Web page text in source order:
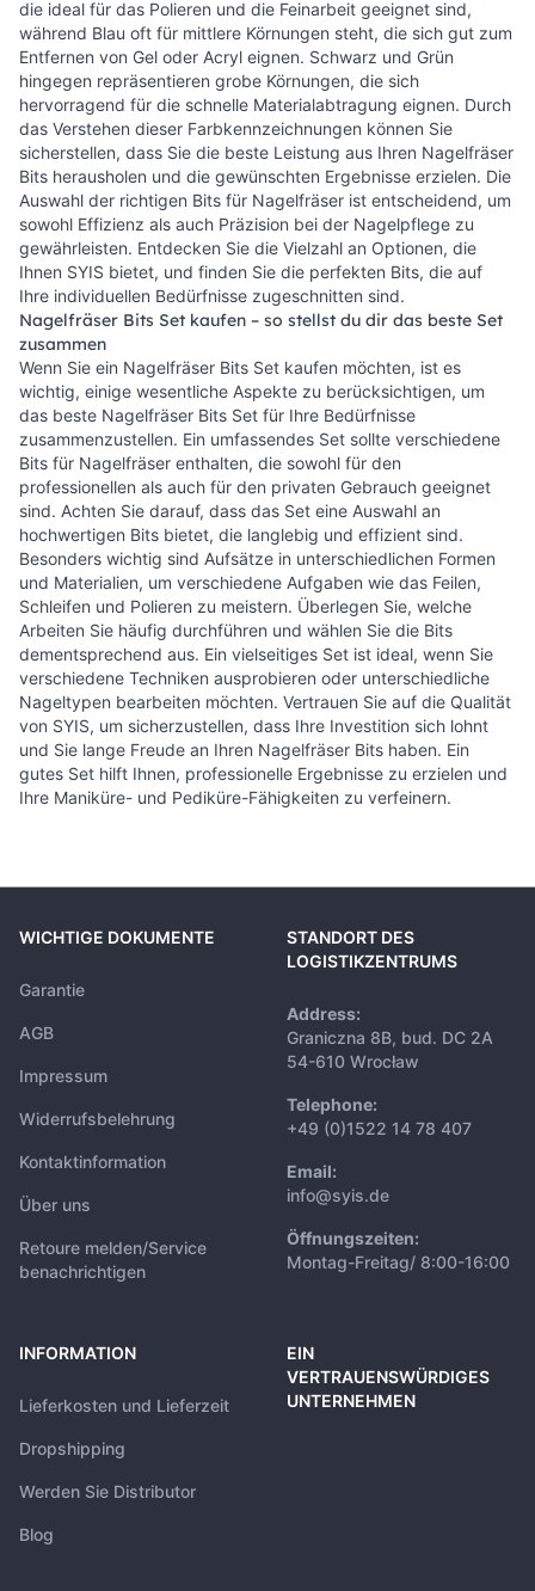
die ideal für das Polieren und die Feinarbeit geeignet sind,
während Blau oft für mittlere Körnungen steht, die sich gut zum
Entfernen von Gel oder Acryl eignen. Schwarz und Grün
hingegen repräsentieren grobe Körnungen, die sich
hervorragend für die schnelle Materialabtragung eignen. Durch
das Verstehen dieser Farbkennzeichnungen können Sie
sicherstellen, dass Sie die beste Leistung aus Ihren Nagelfräser
Bits herausholen und die gewünschten Ergebnisse erzielen. Die
Auswahl der richtigen Bits für Nagelfräser ist entscheidend, um
sowohl Effizienz als auch Präzision bei der Nagelpflege zu
gewährleisten. Entdecken Sie die Vielzahl an Optionen, die
Ihnen SYIS bietet, und finden Sie die perfekten Bits, die auf
Ihre individuellen Bedürfnisse zugeschnitten sind.
Nagelfräser Bits Set kaufen – so stellst du dir das beste Set
zusammen
Wenn Sie ein Nagelfräser Bits Set kaufen möchten, ist es
wichtig, einige wesentliche Aspekte zu berücksichtigen, um
das beste Nagelfräser Bits Set für Ihre Bedürfnisse
zusammenzustellen. Ein umfassendes Set sollte verschiedene
Bits für Nagelfräser enthalten, die sowohl für den
professionellen als auch für den privaten Gebrauch geeignet
sind. Achten Sie darauf, dass das Set eine Auswahl an
hochwertigen Bits bietet, die langlebig und effizient sind.
Besonders wichtig sind Aufsätze in unterschiedlichen Formen
und Materialien, um verschiedene Aufgaben wie das Feilen,
Schleifen und Polieren zu meistern. Überlegen Sie, welche
Arbeiten Sie häufig durchführen und wählen Sie die Bits
dementsprechend aus. Ein vielseitiges Set ist ideal, wenn Sie
verschiedene Techniken ausprobieren oder unterschiedliche
Nageltypen bearbeiten möchten. Vertrauen Sie auf die Qualität
von SYIS, um sicherzustellen, dass Ihre Investition sich lohnt
und Sie lange Freude an Ihren Nagelfräser Bits haben. Ein
gutes Set hilft Ihnen, professionelle Ergebnisse zu erzielen und
Ihre Maniküre- und Pediküre-Fähigkeiten zu verfeinern.
WICHTIGE DOKUMENTE
Garantie
AGB
Impressum
Widerrufsbelehrung
Kontaktinformation
Über uns
Retoure melden/Service
benachrichtigen
STANDORT DES
LOGISTIKZENTRUMS
Address:
Graniczna 8B, bud. DC 2A
54-610 Wrocław
Telephone:
+49 (0)1522 14 78 407
Email:
info@syis.de
Öffnungszeiten:
Montag-Freitag/ 8:00-16:00
INFORMATION
Lieferkosten und Lieferzeit
Dropshipping
Werden Sie Distributor
Blog
EIN
VERTRAUENSWÜRDIGES
UNTERNEHMEN